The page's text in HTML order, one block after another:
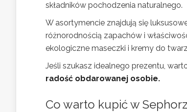
składników pochodzenia naturalnego.
W asortymencie znajdują się
różnorodnością zapachów i
ekologiczne maseczki i kremy do
Jeśli szukasz idealnego prezentu,
radość obdarowanej osobie.
Co warto kupić w